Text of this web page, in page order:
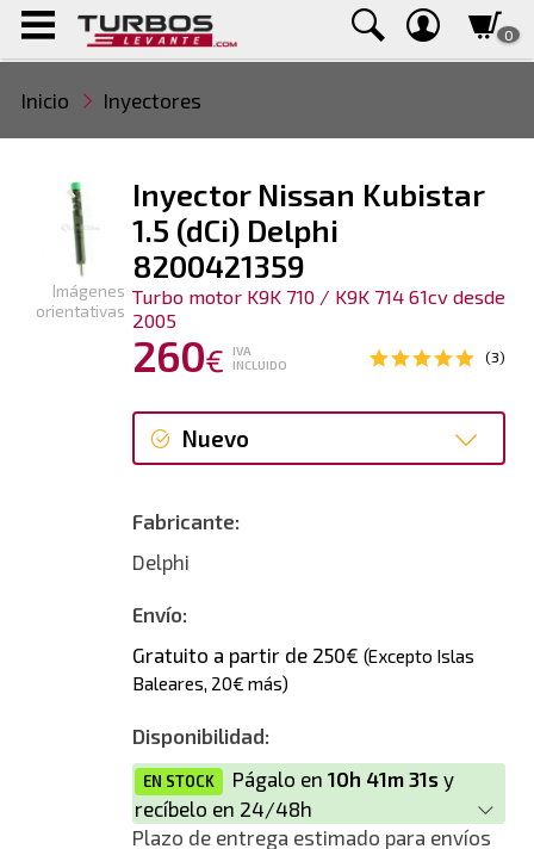
0
Inicio Inyectores
Inyector Nissan Kubistar
1.5 (dCi) Delphi
8200421359
Turbo motor K9K 710 / K9K 714 61cv desde
2005
260€
IVA
INCLUIDO
(3)
Nuevo
Fabricante:
Delphi
Envío:
Gratuito a partir de 250€ (Excepto Islas
Baleares, 20€ más)
Disponibilidad:
EN STOCK Págalo en 10h 41m 31s y
recíbelo en 24/48h
Plazo de entrega estimado para envíos
Imágenes
orientativas